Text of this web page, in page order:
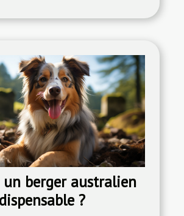
un berger australien
?